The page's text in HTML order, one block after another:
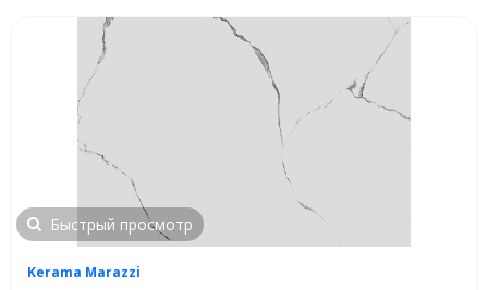
Быстрый просмотр
Kerama Marazzi